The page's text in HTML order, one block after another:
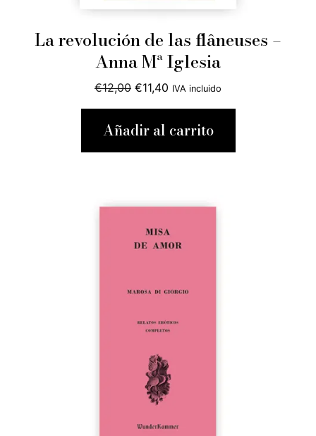
La revolución de las flâneuses –
Anna Mª Iglesia
€12,00 El
precio
original
€11,40 El
precio
actual
IVA incluido
Añadir al carrito